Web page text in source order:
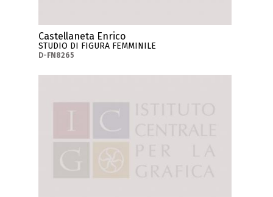
Castellaneta Enrico
STUDIO DI FIGURA FEMMINILE
D-FN8265